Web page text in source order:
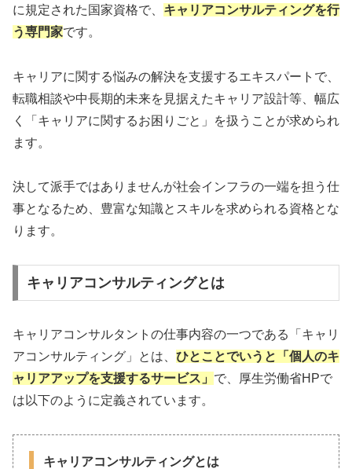
に規定された国家資格で、 キャリアコンサルティングを行
う専門家です。
キャリアに関する悩みの解決を支援するエキスパートで、
転職相談や中長期的未来を見据えたキャリア設計等、幅広
く「キャリアに関するお困りごと」を扱うことが求められ
ます。
決して派手ではありませんが社会インフラの一端を担う仕
事となるため、豊富な知識とスキルを求められる資格とな
ります。
キャリアコンサルティングとは
キャリアコンサルタントの仕事内容の一つである「キャリ
アコンサルティング」とは、 ひとことでいうと「個人のキ
ャリアアップを支援するサービス」 で、厚生労働省HPで
は以下のように定義されています。
キャリアコンサルティングとは